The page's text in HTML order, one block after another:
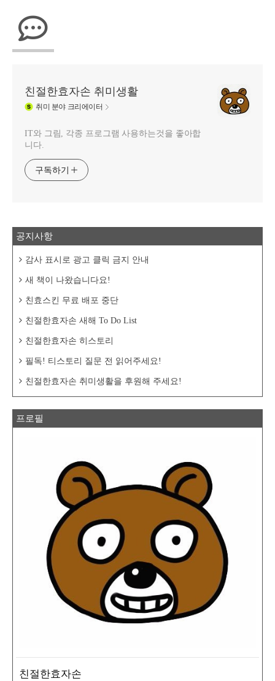
친절한효자손 취미생활
취미 분야 크리에이터
IT와 그림, 각종 프로그램 사용하는것을 좋아합
니다.
구독하기
공지사항
감사 표시로 광고 클릭 금지 안내
새 책이 나왔습니다요!
친효스킨 무료 배포 중단
친절한효자손 새해 To Do List
친절한효자손 히스토리
필독! 티스토리 질문 전 읽어주세요!
친절한효자손 취미생활을 후원해 주세요!
프로필
친절한효자손